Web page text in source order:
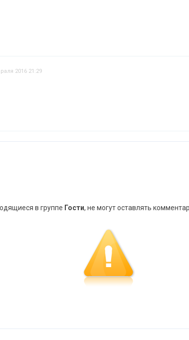
2016 21:29
в группе Гости, не могут оставлять